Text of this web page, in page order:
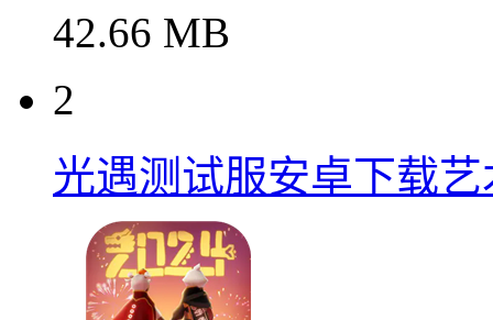
42.66 MB
2
光遇测试服安卓下载